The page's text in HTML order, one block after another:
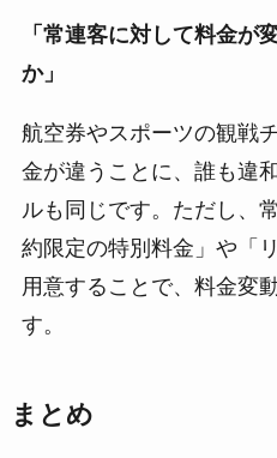
「常連客に対して料金が
か」
航空券やスポーツの観戦
金が違うことに、誰も違
ルも同じです。ただし、
約限定の特別料金」や「
用意することで、料金変
す。
まとめ